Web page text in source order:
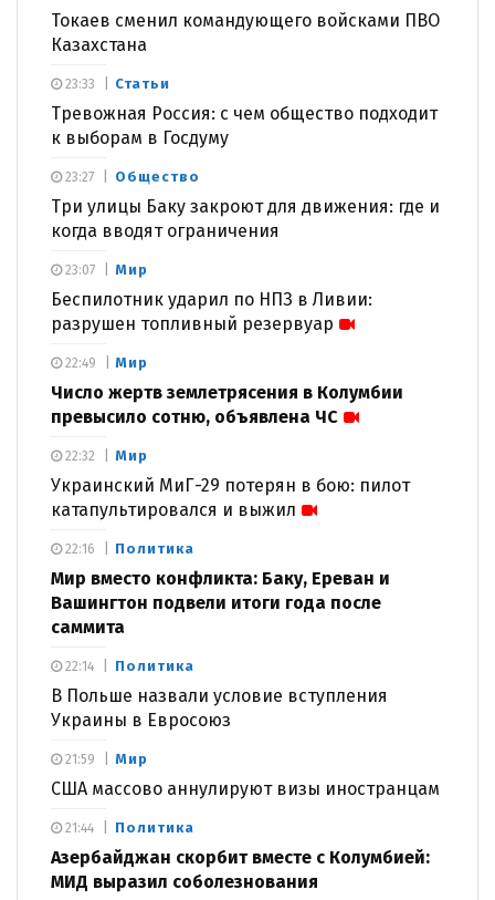
Токаев сменил командующего войсками ПВО
Казахстана
Статьи
Тревожная Россия: с чем общество подходит
к выборам в Госдуму
23:33
Общество
Три улицы Баку закроют для движения: где и
когда вводят ограничения
23:27
Мир
Беспилотник ударил по НПЗ в Ливии:
разрушен топливный резервуар
23:07
Мир
Число жертв землетрясения в Колумбии
превысило сотню, объявлена ЧС
22:49
Мир
Украинский МиГ-29 потерян в бою: пилот
катапультировался и выжил
22:32
Политика
Мир вместо конфликта: Баку, Ереван и
Вашингтон подвели итоги года после
саммита
22:16
Политика
В Польше назвали условие вступления
Украины в Евросоюз
22:14
Мир
США массово аннулируют визы иностранцам
21:59
Политика
Азербайджан скорбит вместе с Колумбией:
МИД выразил соболезнования
21:44